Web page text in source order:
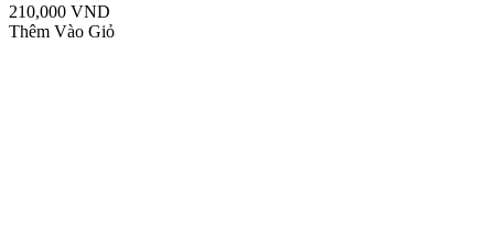
210,000 VND
Thêm Vào Giỏ